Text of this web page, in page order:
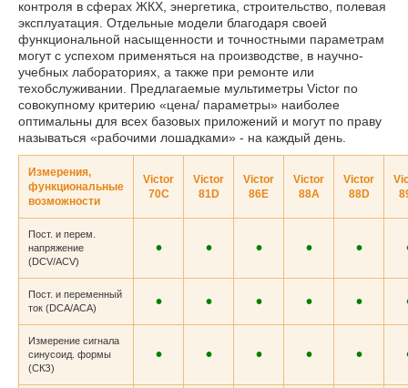
контроля в сферах ЖКХ, энергетика, строительство, полевая
эксплуатация. Отдельные модели благодаря своей
функциональной насыщенности и точностными параметрам
могут с успехом применяться на производстве, в научно-
учебных лабораториях, а также при ремонте или
техобслуживании. Предлагаемые мультиметры Victor по
совокупному критерию «цена/ параметры» наиболее
оптимальны для всех базовых приложений и могут по праву
называться «рабочими лошадками» - на каждый день.
Измерения,
функциональные
возможности
Victor
70C
Victor
81D
Victor
86E
Victor
88A
Victor
88D
Пост. и перем.
напряжение
(DCV/ACV)
• • • • •
Пост. и переменный
ток (DCA/ACA)
• • • • •
Измерение сигнала
синусоид. формы
(СКЗ)
• • • • •